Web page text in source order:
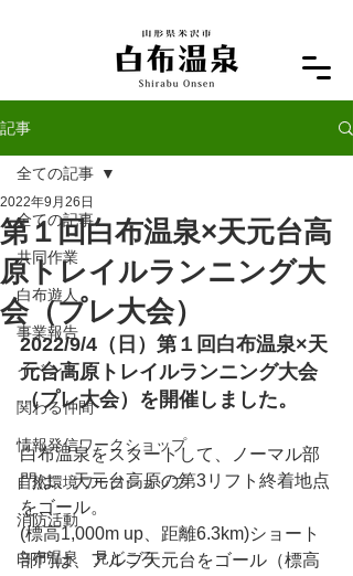
記事
全ての記事
共同作業
白布遊人
事業報告
イベント
関わる仲間
情報発信ワークショップ
自然環境ワークショップ
消防活動
白布温泉 見どころ
全ての記事
第１回白布温泉×天元台高
原トレイルランニング大
会（プレ大会）
2022年9月26日
2022/9/4（日）第１回白布温泉×天
元台高原トレイルランニング大会
（プレ大会）を開催しました。
白布温泉をスタートして、ノーマル部
門は、天元台高原の第3リフト終着地点
をゴール。
(標高1,000m up、距離6.3km)ショート
部門は、アルブ天元台をゴール（標高